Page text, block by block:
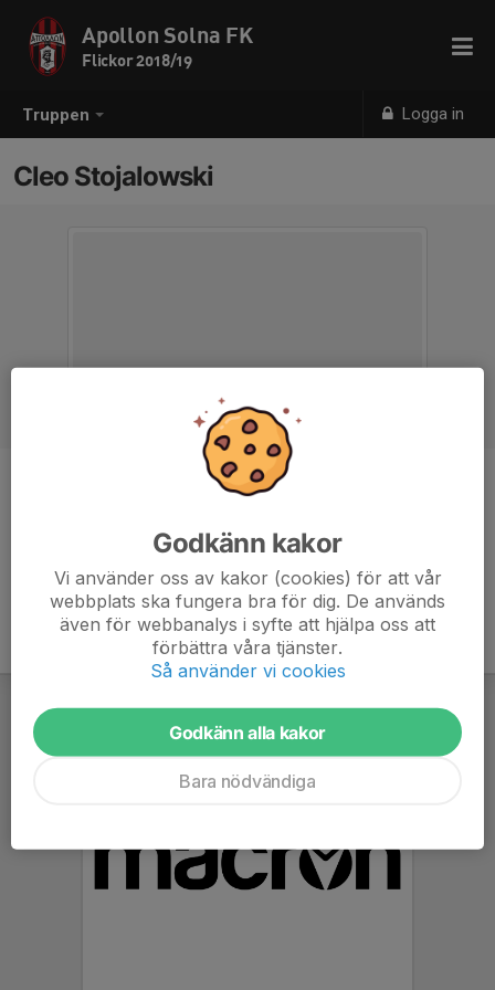
Truppen Logga in
Apollon Solna FK
Flickor 2018/19
Cleo Stojalowski
Godkänn kakor
Vi använder oss av kakor (cookies) för att vår
webbplats ska fungera bra för dig. De används
även för webbanalys i syfte att hjälpa oss att
förbättra våra tjänster.
Så använder vi cookies
Godkänn alla kakor
Bara nödvändiga